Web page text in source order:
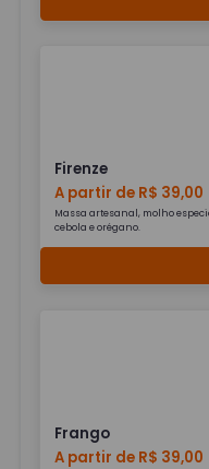
Firenze
A partir de R$ 39,00
Massa artesanal, molho
cebola e orégano.
Frango
A partir de R$ 39,00